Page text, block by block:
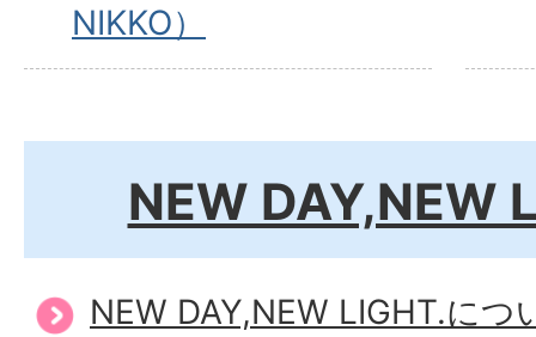
NIKKO）
NEW DAY,NEW
NEW DAY,NEW LIGHT.につ